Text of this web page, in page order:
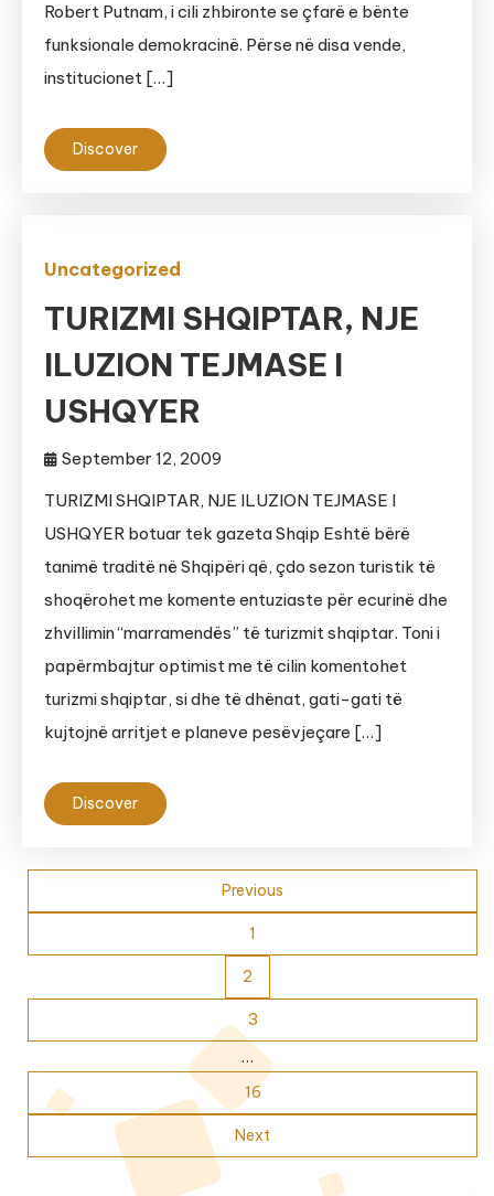
Robert Putnam, i cili zhbironte se çfarë e bënte
funksionale demokracinë. Përse në disa vende,
institucionet […]
Discover
Uncategorized
TURIZMI SHQIPTAR, NJE
ILUZION TEJMASE I
USHQYER
September 12, 2009
TURIZMI SHQIPTAR, NJE ILUZION TEJMASE I
USHQYER botuar tek gazeta Shqip Eshtë bërë
tanimë traditë në Shqipëri që, çdo sezon turistik të
shoqërohet me komente entuziaste për ecurinë dhe
zhvillimin “marramendës” të turizmit shqiptar. Toni i
papërmbajtur optimist me të cilin komentohet
turizmi shqiptar, si dhe të dhënat, gati-gati të
kujtojnë arritjet e planeve pesëvjeçare […]
Discover
Previous
1
2
3
…
16
Next